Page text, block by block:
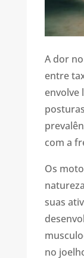
A dor
entre
envolve
com a
Os
suas
no